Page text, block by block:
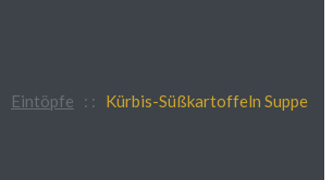
Eintöpfe : : Kürbis-Süßkartoffeln Suppe